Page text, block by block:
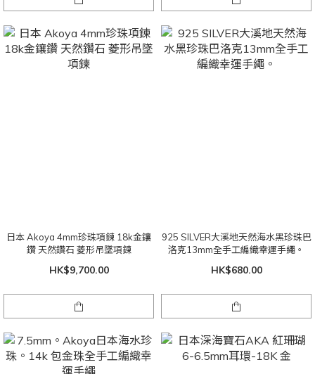
日本 Akoya 4mm珍珠項鍊 18k金鑲
鑽 天然鑽石 菱形吊墜項鍊
HK$9,700.00
925 SILVER大溪地天然海水黑珍珠巴
洛克13mm全手工編織幸運手繩。
HK$680.00